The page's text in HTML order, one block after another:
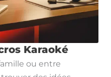
Karaoké
ou entre